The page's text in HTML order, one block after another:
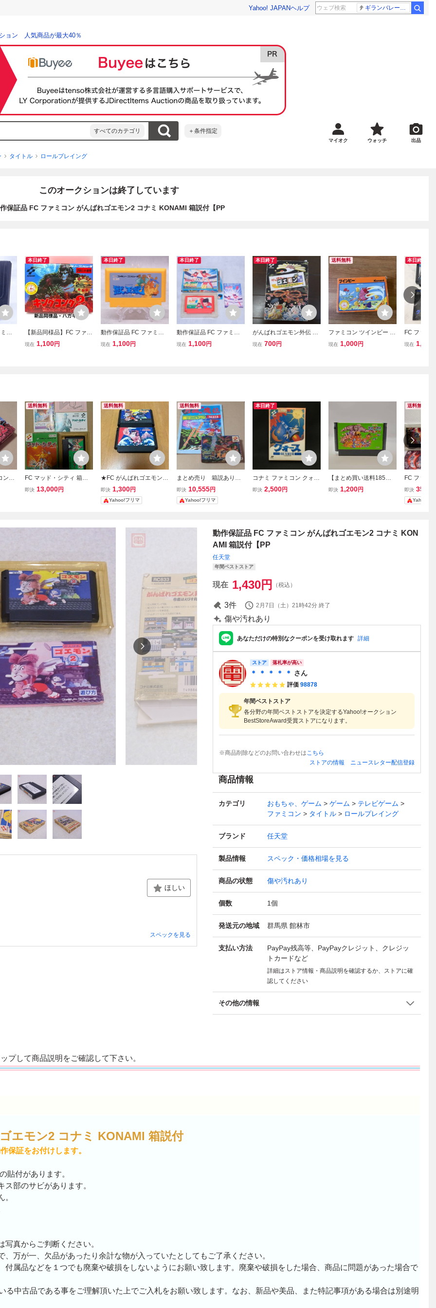
Yahoo! JAPANヘルプ ギランバレー症候群
ョン 人気商品が最大40％
すべてのカテゴリ ＋条件指定
マイオク ウォッチ 出品
タイトル ロールプレイング
このオークションは終了しています
保証品 FC ファミコン がんばれゴエモン2 コナミ KONAMI 箱説付【PP
コ
本日終了
【新品同様品】FC ファミ
コンソフト キングコング
現在 1,100円
本日終了
動作保証品 FC ファミコ
ン 獣王記【PP
現在 1,100円
本日終了
動作保証品 FC ファミコ
ン キャプテン翼II スーパ
現在 1,100円
本日終了
がんばれゴエモン外伝 き
えた黄金キセル ファミコ
現在 700円
送料無料
ファミコン ツインビー K
onami 箱説付 FC レトロ
現在 1,000円
本日終了
FC ファミ
ウス 取扱
現在 1,125
ング
送料無料
FC マッド・シティ 箱説
付き ファミコン KONAMI
即決 13,000円
送料無料
★FC がんばれゴエモン
からくり道中/がんばれゴ
エモン2 2本セット★KON
AMI コナミ ファミコン
即決 1,300円
Yahoo!フリマ
送料無料
まとめ売り 箱説あり
月風魔伝 裏マニュア
ル KONAMI ファミコ
ン FC 攻略本 レト
即決 10,555円
Yahoo!フリマ
本日終了
コナミ ファミコン クォー
ス QUARTH 箱 取扱説明
即決 2,500円
【まとめ買い送料185円
のみ】コナミ ワイワイワ
即決 1,200円
送料無料
FC ファミ
ライシスフ
MI コナミ
き
即決
Yahoo!フ
ほしい
スペックを見る
動作保証品 FC ファミコン がんばれゴエモン2 コナミ KON
AMI 箱説付【PP
任天堂
年間ベストストア
現在 1,430円 （税込）
3件 2月7日（土）21時42分 終了
傷や汚れあり
あなただけの特別なクーポンを受け取れます 詳細
ストア 落札率が高い
＊ ＊ ＊ ＊ ＊ さん
評価 98878
年間ベストストア
各分野の年間ベストストアを決定するYahoo!オークション
BestStoreAward受賞ストアになります。
※商品削除などのお問い合わせはこちら
ストアの情報
ニュースレター配信登録
商品情報
カテゴリ おもちゃ、ゲーム ゲーム
テレビゲーム
ファミコン
タイトル ロールプレイング
ブランド 任天堂
製品情報 スペック・価格相場を見る
商品の状態 傷や汚れあり
個数 1個
発送元の地域 群馬県 館林市
支払い方法
PayPay残高等、PayPayクレジット、クレジッ
トカードなど
詳細はストア情報・商品説明を確認するか、ストアに確
認してください
その他の情報